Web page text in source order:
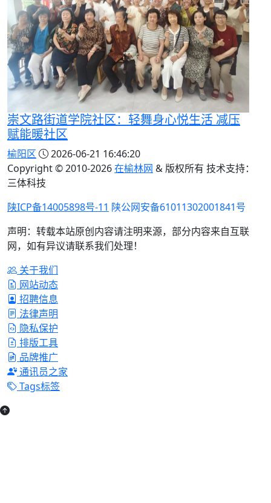
崇文路街道学院社区：轻舞身心悦生活 减压
赋能暖社区
榆阳区
2026-06-21 16:46:20
Copyright © 2010-2026在榆林网 & 版权所有 技术支持：
三体科技
陕ICP备14005898号-11 陕公网安备61011302001841号
声明：转载本站原创内容请注明来源，部分内容来自互联
网，如有异议请联系我们处理！
关于我们
网站动态
招聘信息
法律声明
隐私保护
排版工具
品牌推广
通讯员之家
Tags标签